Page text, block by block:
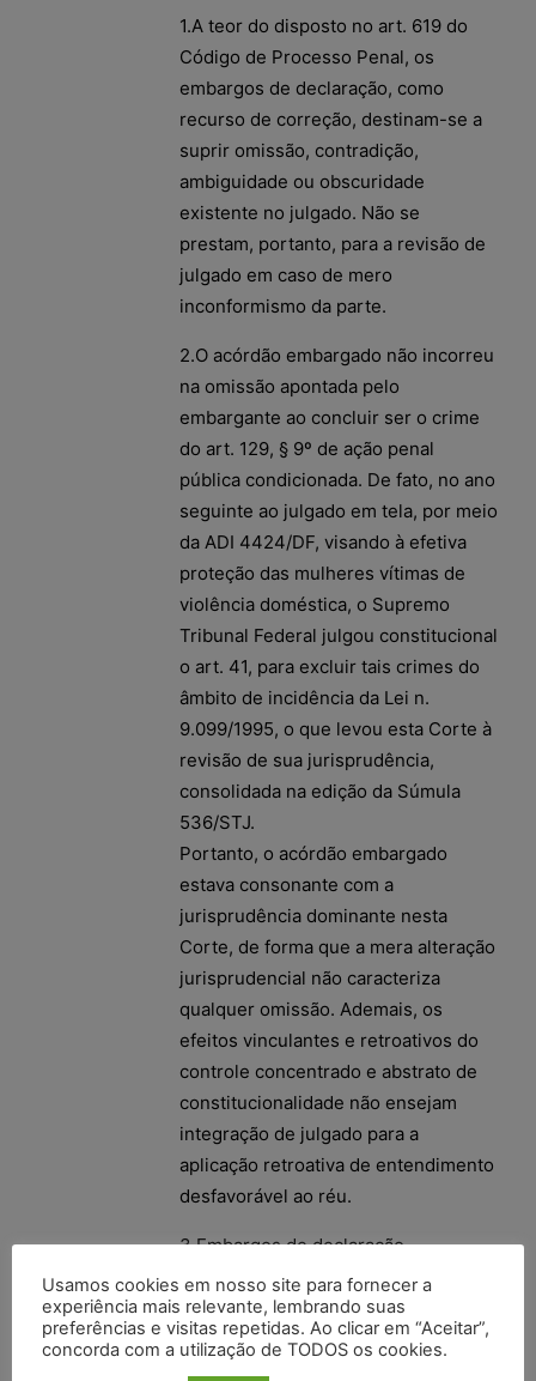
1.A teor do disposto no art. 619 do
Código de Processo Penal, os
embargos de declaração, como
recurso de correção, destinam-se a
suprir omissão, contradição,
ambiguidade ou obscuridade
existente no julgado. Não se
prestam, portanto, para a revisão de
julgado em caso de mero
inconformismo da parte.
2.O acórdão embargado não incorreu
na omissão apontada pelo
embargante ao concluir ser o crime
do art. 129, § 9º de ação penal
pública condicionada. De fato, no ano
seguinte ao julgado em tela, por meio
da ADI 4424/DF, visando à efetiva
proteção das mulheres vítimas de
violência doméstica, o Supremo
Tribunal Federal julgou constitucional
o art. 41, para excluir tais crimes do
âmbito de incidência da Lei n.
9.099/1995, o que levou esta Corte à
revisão de sua jurisprudência,
consolidada na edição da Súmula
536/STJ.
Portanto, o acórdão embargado
estava consonante com a
jurisprudência dominante nesta
Corte, de forma que a mera alteração
jurisprudencial não caracteriza
qualquer omissão. Ademais, os
efeitos vinculantes e retroativos do
controle concentrado e abstrato de
constitucionalidade não ensejam
integração de julgado para a
aplicação retroativa de entendimento
desfavorável ao réu.
3.Embargos de declaração
(STJ – EDcl no HC 200.991/PR, Rel.
Ministro RIBEIRO DANTAS, QUINTA
Usamos cookies em nosso site para fornecer a
experiência mais relevante, lembrando suas
preferências e visitas repetidas. Ao clicar em “Aceitar”,
concorda com a utilização de TODOS os cookies.